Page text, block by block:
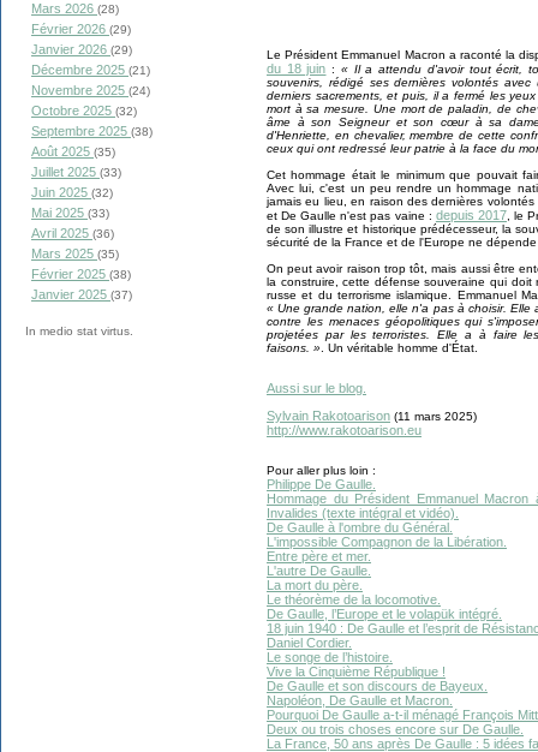
Mars 2026 (28)
Février 2026 (29)
Janvier 2026 (29)
Décembre 2025 (21)
Novembre 2025 (24)
Octobre 2025 (32)
Septembre 2025 (38)
Août 2025 (35)
Juillet 2025 (33)
Juin 2025 (32)
Mai 2025 (33)
Avril 2025 (36)
Mars 2025 (35)
Février 2025 (38)
Janvier 2025 (37)
In medio stat virtus.
Le Président Emmanuel Macron a raconté la
du 18 juin : « Il a attendu d'avoir tout écrit,
souvenirs, rédigé ses dernières volontés
derniers sacrements, et puis, il a fermé les
mort à sa mesure. Une mort de paladin, de
âme à son Seigneur et son cœur à sa
d'Henriette, en chevalier, membre de cette
ceux qui ont redressé leur patrie à la face du
Cet hommage était le minimum que pouvait
Avec lui, c'est un peu rendre un hommage
jamais eu lieu, en raison des dernières
et De Gaulle n'est pas vaine : depuis 2017 , le
de son illustre et historique prédécesseur, la
sécurité de la France et de l'Europe ne
On peut avoir raison trop tôt, mais aussi être
la construire, cette défense souveraine qui
russe et du terrorisme islamique. Emmanuel
« Une grande nation, elle n'a pas à choisir.
contre les menaces géopolitiques qui
projetées par les terroristes. Elle a à faire
faisons. » . Un véritable homme d'État.
Aussi sur le blog.
Sylvain Rakotoarison (11 mars 2025)
http://www.rakotoarison.eu
Pour aller plus loin :
Philippe De Gaulle.
Hommage du Président Emmanuel
Invalides (texte intégral et vidéo).
De Gaulle à l'ombre du Général.
L'impossible Compagnon de la Libération.
Entre père et mer.
L'autre De Gaulle.
La mort du père.
Le théorème de la locomotive.
De Gaulle, l’Europe et le volapük intégré.
18 juin 1940 : De Gaulle et l’esprit de
Daniel Cordier.
Le songe de l’histoire.
Vive la Cinquième République !
De Gaulle et son discours de Bayeux.
Napoléon, De Gaulle et Macron.
Pourquoi De Gaulle a-t-il ménagé François
Deux ou trois choses encore sur De Gaulle.
La France, 50 ans après De Gaulle : 5 idées